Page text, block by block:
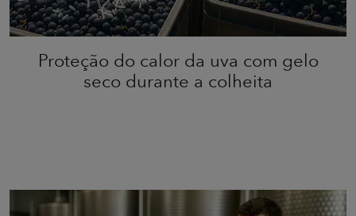
Proteção do calor da uva com gelo
seco durante a colheita